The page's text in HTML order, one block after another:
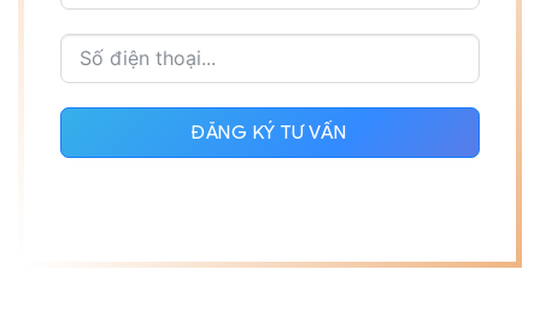
ĐĂNG KÝ TƯ VẤN